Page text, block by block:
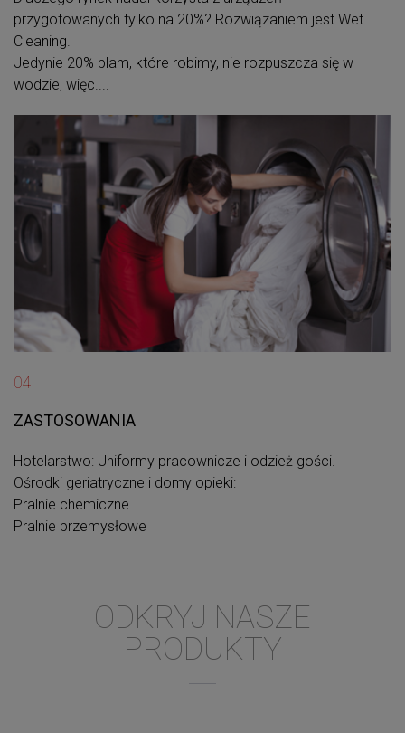
przygotowanych tylko na 20%? Rozwiązaniem jest Wet
Cleaning.
Jedynie 20% plam, które robimy, nie rozpuszcza się w
wodzie, więc....
04
ZASTOSOWANIA
Hotelarstwo: Uniformy pracownicze i odzież gości.
Ośrodki geriatryczne i domy opieki:
Pralnie chemiczne
Pralnie przemysłowe
ODKRYJ NASZE
PRODUKTY